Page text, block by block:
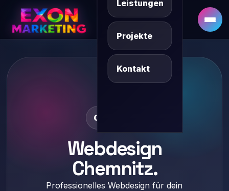
Leistungen
Projekte
Kontakt
DE SQ/XK
Chemnitz
Webdesign
Chemnitz.
Professionelles Webdesign für dein